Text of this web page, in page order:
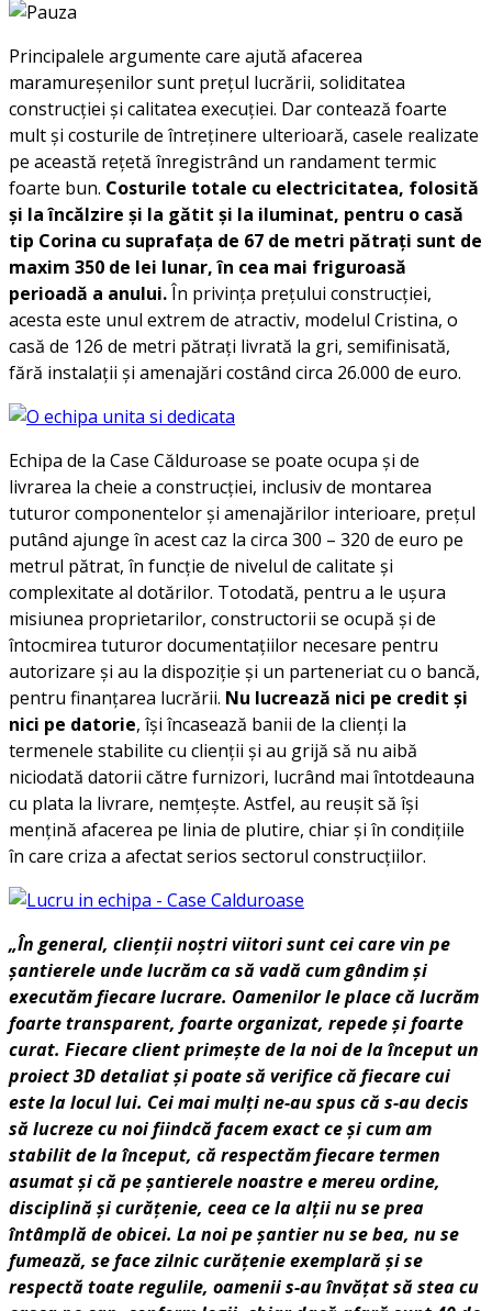
Principalele argumente care ajută afacerea
maramureșenilor sunt prețul lucrării, soliditatea
construcției și calitatea execuției. Dar contează foarte
mult și costurile de întreținere ulterioară, casele realizate
pe această rețetă înregistrând un randament termic
foarte bun. Costurile totale cu electricitatea, folosită
și la încălzire și la gătit și la iluminat, pentru o casă
tip Corina cu suprafața de 67 de metri pătrați sunt de
maxim 350 de lei lunar, în cea mai friguroasă
perioadă a anului.În privința prețului construcției,
acesta este unul extrem de atractiv, modelul Cristina, o
casă de 126 de metri pătrați livrată la gri, semifinisată,
fără instalații și amenajări costând circa 26.000 de euro.
Echipa de la Case Călduroase se poate ocupa și de
livrarea la cheie a construcției, inclusiv de montarea
tuturor componentelor și amenajărilor interioare, prețul
putând ajunge în acest caz la circa 300 – 320 de euro pe
metrul pătrat, în funcție de nivelul de calitate și
complexitate al dotărilor. Totodată, pentru a le ușura
misiunea proprietarilor, constructorii se ocupă și de
întocmirea tuturor documentațiilor necesare pentru
autorizare și au la dispoziție și un parteneriat cu o bancă,
pentru finanțarea lucrării. Nu lucrează nici pe credit și
nici pe datorie, își încasează banii de la clienți la
termenele stabilite cu clienții și au grijă să nu aibă
niciodată datorii către furnizori, lucrând mai întotdeauna
cu plata la livrare, nemțește. Astfel, au reușit să își
mențină afacerea pe linia de plutire, chiar și în condițiile
în care criza a afectat serios sectorul construcțiilor.
„În general, clienții noștri viitori sunt cei care vin pe
șantierele unde lucrăm ca să vadă cum gândim și
executăm fiecare lucrare. Oamenilor le place că lucrăm
foarte transparent, foarte organizat, repede și foarte
curat. Fiecare client primește de la noi de la început un
proiect 3D detaliat și poate să verifice că fiecare cui
este la locul lui. Cei mai mulți ne-au spus că s-au decis
să lucreze cu noi fiindcă facem exact ce și cum am
stabilit de la început, că respectăm fiecare termen
asumat și că pe șantierele noastre e mereu ordine,
disciplină și curățenie, ceea ce la alții nu se prea
întâmplă de obicei. La noi pe șantier nu se bea, nu se
fumează, se face zilnic curățenie exemplară și se
respectă toate regulile, oamenii s-au învățat să stea cu